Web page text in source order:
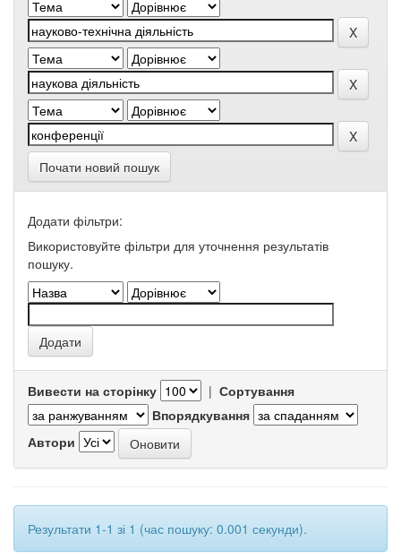
Почати новий пошук
Додати фільтри:
Використовуйте фільтри для уточнення результатів
пошуку.
Вивести на сторінку | Сортування
Впорядкування
Автори
Результати 1-1 зі 1 (час пошуку: 0.001 секунди).